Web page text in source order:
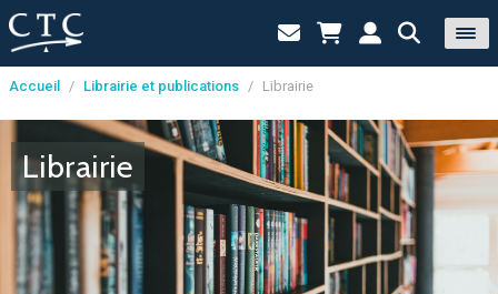
Panneau de gestion des cookies
Accueil / Librairie et publications / Librairie
Librairie